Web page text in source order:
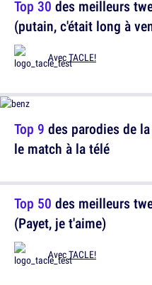
Top 30 des meilleurs
(putain, c'était long à
AvecTACLE!
Top 50 des meilleurs
(Payet, je t'aime)
AvecTACLE!
Top 9 des parodies de
le match à la télé